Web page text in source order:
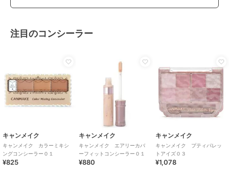
注目のコンシーラー
キャンメイク
キャンメイク カラーミキシ
ングコンシーラー０１
¥825
キャンメイク
キャンメイク エアリーカバ
ーフィットコンシーラー０１
¥880
キャンメイク
キャンメイク プティパレッ
トアイズ０３
¥1,078